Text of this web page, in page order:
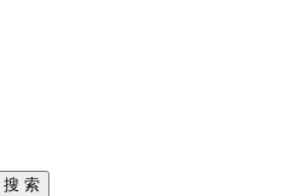
搜 索